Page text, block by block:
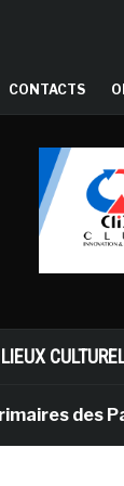
CONTACTS
LIEUX
des Pays-